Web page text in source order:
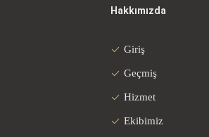
Hakkımızda
Giriş
Geçmiş
Hizmet
Ekibimiz